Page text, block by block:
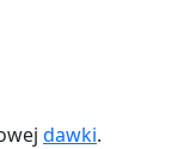
dawki.